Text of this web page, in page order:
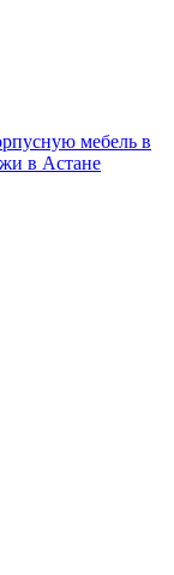
мебель в
в Астане